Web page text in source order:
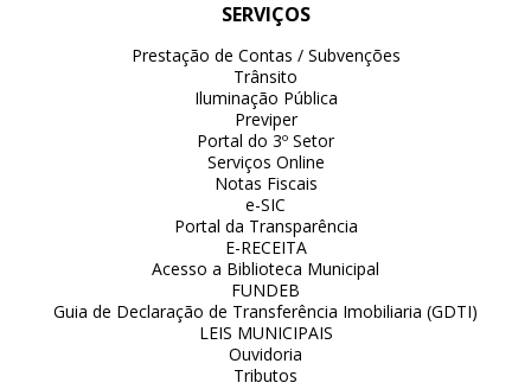
SERVIÇOS
Prestação de Contas / Subvenções
Trânsito
Iluminação Pública
Previper
Portal do 3º Setor
Serviços Online
Notas Fiscais
e-SIC
Portal da Transparência
E-RECEITA
Acesso a Biblioteca Municipal
FUNDEB
Guia de Declaração de Transferência Imobiliaria (GDTI)
LEIS MUNICIPAIS
Ouvidoria
Tributos